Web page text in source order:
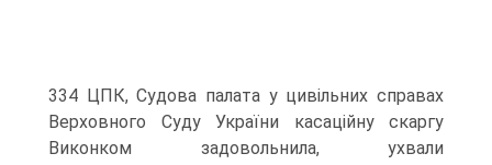
334 ЦПК, Судова палата у цивільних справах
Верховного Суду України касаційну скаргу
Виконком задовольнила, ухвали